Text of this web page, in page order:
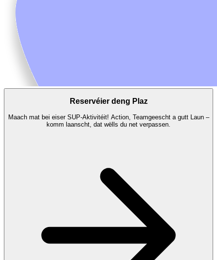
Reservéier deng Plaz
Maach mat bei eiser SUP-Aktivitéit! Action, Teamgeescht a gutt Laun –
komm laanscht, dat wëlls du net verpassen.